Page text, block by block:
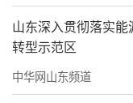
山东深入贯彻落实
转型示范区
中华网山东频道